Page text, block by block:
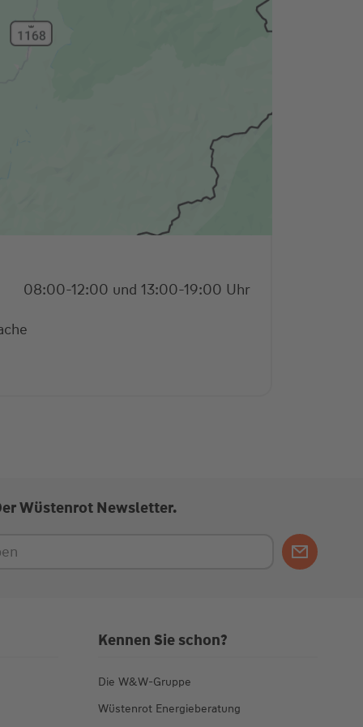
08:00-12:00 und 13:00-19:00 Uhr
Wüstenrot Newsletter.
Kennen Sie schon?
Die W&W-Gruppe
Wüstenrot Energieberatung